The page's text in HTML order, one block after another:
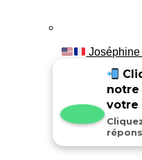
notre
votre